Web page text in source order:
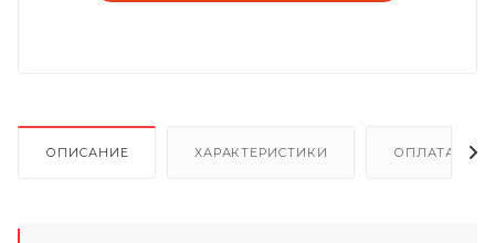
ОПИСАНИЕ ХАРАКТЕРИСТИКИ ОПЛАТА И